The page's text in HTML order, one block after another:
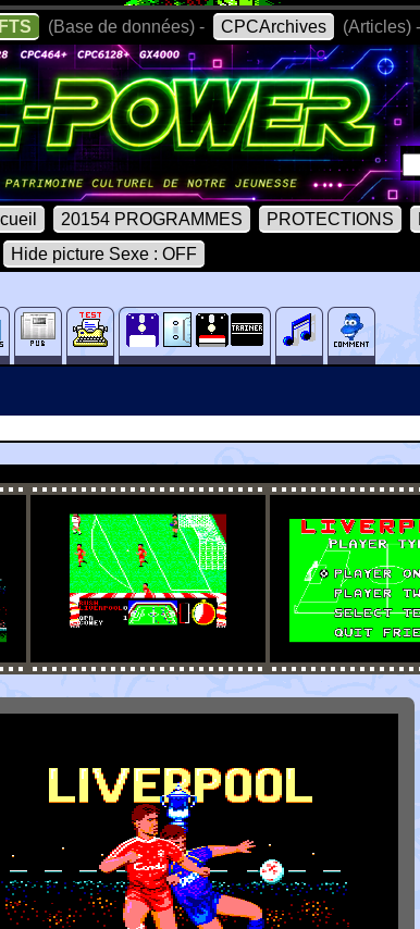
(Base de données) - CPCArchives (Articles) -
20154 PROGRAMMES PROTECTIONS
Hide picture Sexe : OFF